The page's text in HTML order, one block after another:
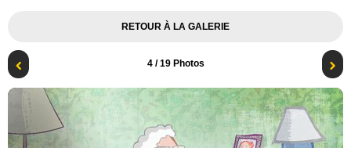
RETOUR À LA GALERIE
4/ 19 Photos